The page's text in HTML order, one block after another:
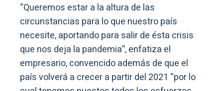
“Queremos estar a la altura de las
circunstancias para lo que nuestro país
necesite, aportando para salir de ésta crisis
que nos deja la pandemia”, enfatiza el
empresario, convencido además de que el
país volverá a crecer a partir del 2021 “por lo